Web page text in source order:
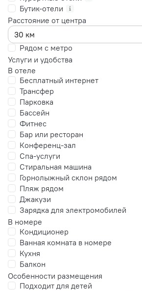
Бутик-отели
Расстояние от центра
Рядом с метро
Услуги и удобства
В отеле
Бесплатный интернет
Трансфер
Парковка
Бассейн
Фитнес
Бар или ресторан
Конференц-зал
Спа-услуги
Стиральная машина
Горнолыжный склон рядом
Пляж рядом
Джакузи
Зарядка для электромобилей
В номере
Кондиционер
Ванная комната в номере
Кухня
Балкон
Особенности размещения
Подходит для детей